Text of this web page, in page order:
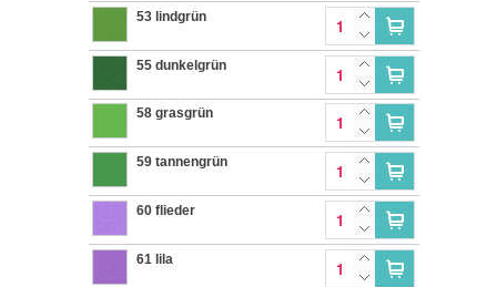
53 lindgrün
55 dunkelgrün
58 grasgrün
59 tannengrün
60 flieder
61 lila